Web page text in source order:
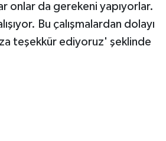
onlar da gerekeni yapıyorlar.
Bu çalışmalardan dolayı
teşekkür ediyoruz' şeklinde